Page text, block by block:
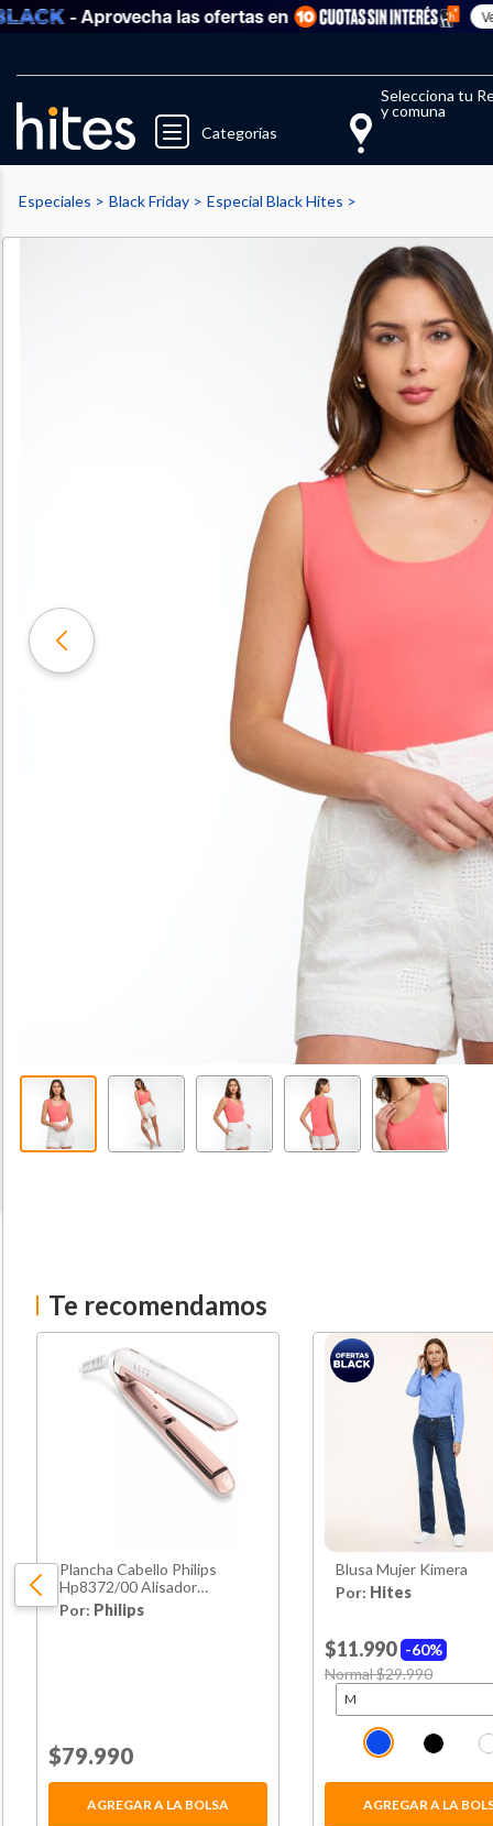
- Aprovecha las ofertas en Ver todo
Categorías
Selecciona tu
y comuna
Llegaste al límite de productos
Especiales Black Friday Especial Black Hites
Te recomendamos
Plancha Cabello Philips
Hp8372/00 Alisador
Ceramica Ion
Por: Philips
Price reduced from
$79.990
AGREGAR A LA BOLSA
Blusa Mujer Kimera
Por: Hites
60%
$11.990
Price reduced from
Normal $29.990
AGREGAR A LA